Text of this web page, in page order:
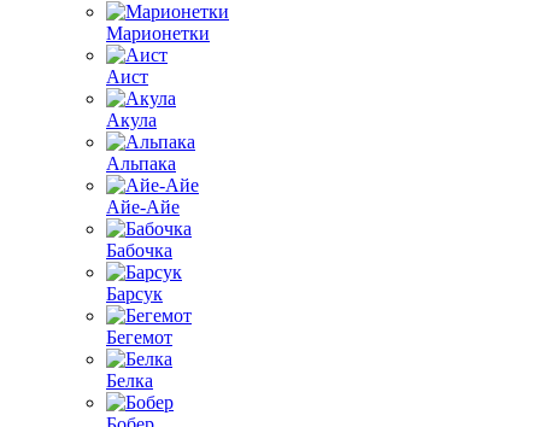
Марионетки
Аист
Акула
Альпака
Айе-Айе
Бабочка
Барсук
Бегемот
Белка